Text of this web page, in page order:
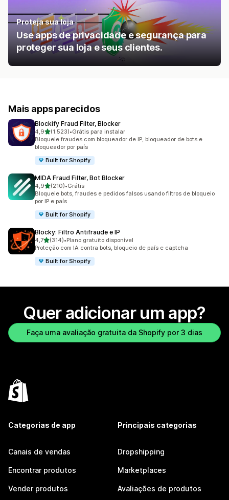
Proteja sua loja
Use apps de privacidade e segurança para
proteger sua loja e seus clientes.
Mais apps parecidos
Blockify Fraud Filter, Blocker
4,9de 5 estrelas
(1.523)
1523 avaliações ao todo
•Grátis para instalar
Bloqueie fraudes com bloqueador de IP, bloqueador de bots e
bloqueador por país
Built for Shopify
MIDA Fraud Filter, Bot Blocker
4,9de 5 estrelas
(210)
210 avaliações ao todo
•Grátis
Bloqueie bots, fraudes e pedidos falsos usando filtros de bloqueio
por IP e país
Built for Shopify
Blocky: Filtro Antifraude e IP
4,7de 5 estrelas
(314)
314 avaliações ao todo
•Plano gratuito disponível
Proteção com IA contra bots, bloqueio de país e captcha
Built for Shopify
Quer adicionar um app?
Faça uma avaliação gratuita da Shopify por 3 dias
Categorias de app
Canais de vendas
Encontrar produtos
Vender produtos
Principais categorias
Dropshipping
Marketplaces
Avaliações de produtos